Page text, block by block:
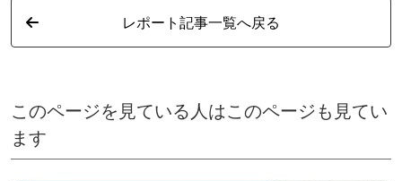
レポート記事一覧へ戻る
このページを見ている人はこのページも見てい
ます